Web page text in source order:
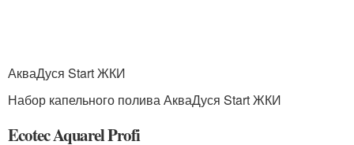
АкваДуся Start ЖКИ
Набор капельного полива АкваДуся Start ЖКИ
Ecotec Aquarel Profi